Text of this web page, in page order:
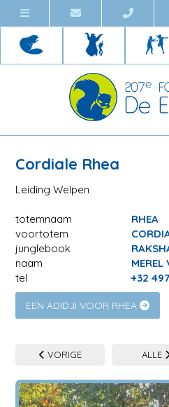
Cordiale Rhea
Leiding Welpen
totemnaam
RHEA
voortotem
junglebook
naam
MEREL
tel
+32
EEN ADIDJI VOOR RHEA
VORIGE ALLE